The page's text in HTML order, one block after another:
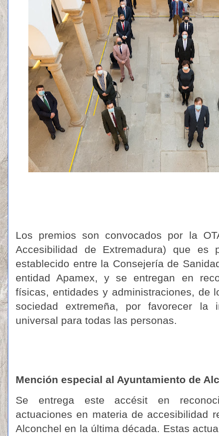
Los premios son convocados por la
Accesibilidad de Extremadura) que es
establecido entre la Consejería de
entidad Apamex, y se entregan en
físicas, entidades y administraciones, de
sociedad extremeña, por favorecer la
universal para todas las personas.
Mención especial al Ayuntamiento de
Se entrega este accésit en
actuaciones en materia de accesibilidad
Alconchel en la última década. Estas